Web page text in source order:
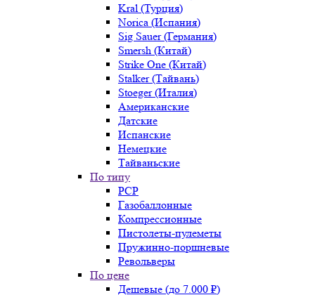
Kral (Турция)
Norica (Испания)
Sig Sauer (Германия)
Smersh (Китай)
Strike One (Китай)
Stalker (Тайвань)
Stoeger (Италия)
Американские
Датские
Испанские
Немецкие
Тайваньские
По типу
PCP
Газобаллонные
Компрессионные
Пистолеты-пулеметы
Пружинно-поршневые
Револьверы
По цене
Дешевые (до 7.000 ₽)